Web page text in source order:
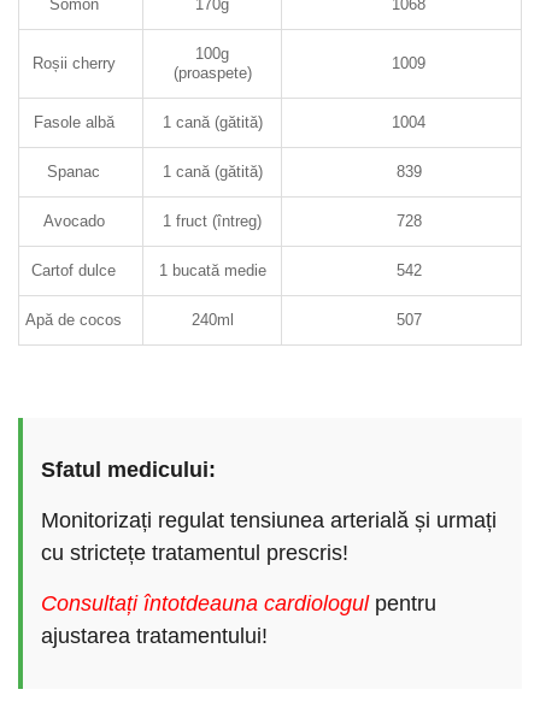
Somon 170g 1068
Roșii cherry
100g
(proaspete)
1009
Fasole albă 1 cană (gătită) 1004
Spanac 1 cană (gătită) 839
Avocado 1 fruct (întreg) 728
Cartof dulce 1 bucată medie 542
Apă de cocos 240ml 507
Sfatul medicului:
Monitorizați regulat tensiunea arterială și urmați
cu strictețe tratamentul prescris!
Consultați întotdeauna cardiologulpentru
ajustarea tratamentului!